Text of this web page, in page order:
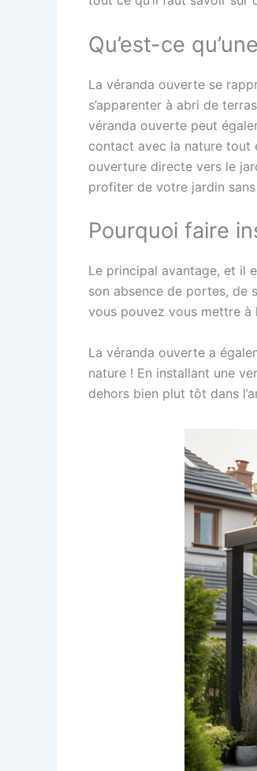
Qu’est-ce
La véranda ouverte se
s’apparenter à abri de
véranda ouverte peut
contact avec la nature tout
ouverture directe vers le
profiter de votre jardin
Pourquoi faire
Le principal avantage, et il
son absence de portes, de
vous pouvez vous mettre à
La véranda ouverte a
nature ! En installant une
dehors bien plut tôt dans